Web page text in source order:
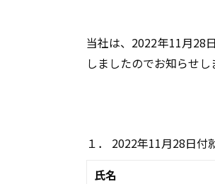
当社は、2022年11月28
しましたのでお知らせし
１． 2022年11月28日付
氏名